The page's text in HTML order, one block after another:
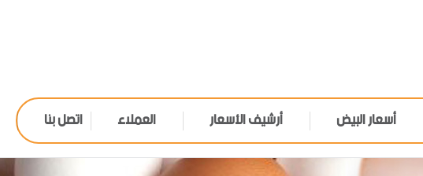
أسعار البيض أرشيف الأسعار العملاء اتصل بنا